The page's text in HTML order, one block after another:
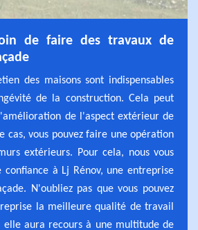
de faire des travaux de
des maisons sont indispensables
de la construction. Cela peut
de l'aspect extérieur de
cas, vous pouvez faire une opération
extérieurs. Pour cela, nous vous
confiance à Lj Rénov, une entreprise
N'oubliez pas que vous pouvez
la meilleure qualité de travail
elle aura recours à une multitude de